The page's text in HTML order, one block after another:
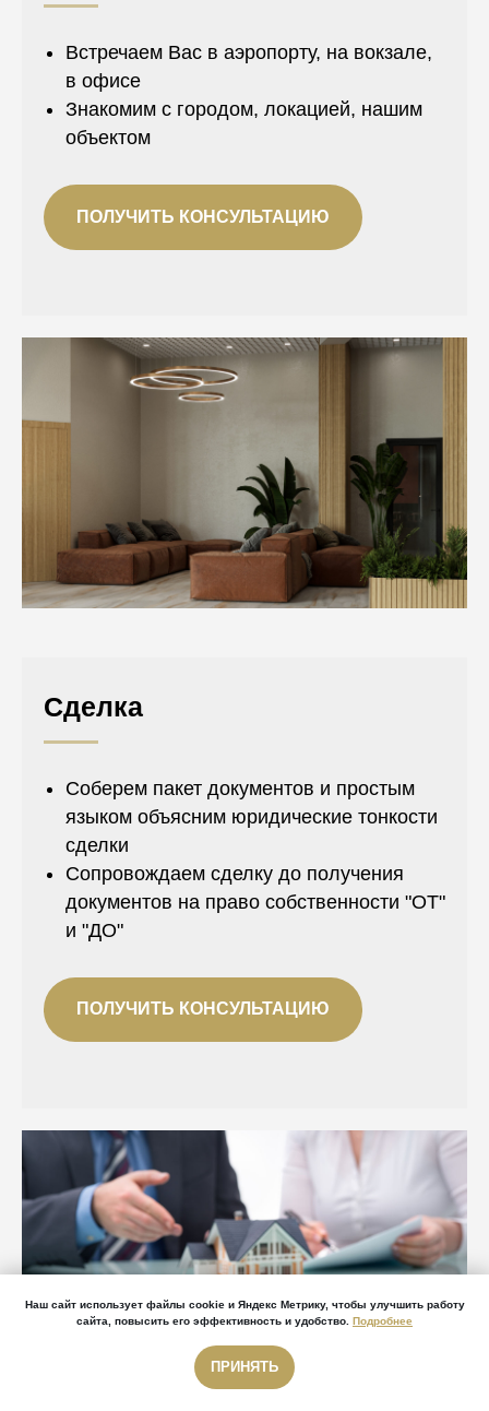
Встречаем Вас в аэропорту, на вокзале,
в офисе
Знакомим с городом, локацией, нашим
объектом
ПОЛУЧИТЬ КОНСУЛЬТАЦИЮ
Сделка
Соберем пакет документов и простым
языком объясним юридические тонкости
сделки
Сопровождаем сделку до получения
документов на право собственности "ОТ"
и "ДО"
ПОЛУЧИТЬ КОНСУЛЬТАЦИЮ
Звонок бесплатный
Наш сайт использует файлы cookie и Яндекс Метрику, чтобы улучшить работу
сайта, повысить его эффективность и удобство. Подробнее
ПРИНЯТЬ